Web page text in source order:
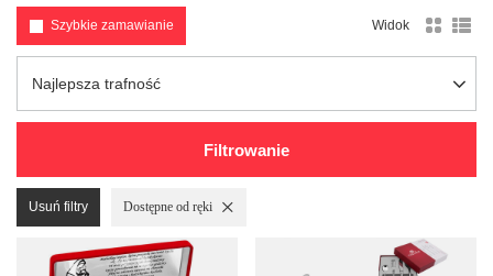
Szybkie zamawianie
Zmień sortowanie
Najlepsza trafność
Widok
Filtrowanie
Usuń filtry Usuń filtr
Dostępne od ręki